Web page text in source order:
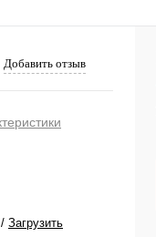
Добавить отзыв
/ Загрузить